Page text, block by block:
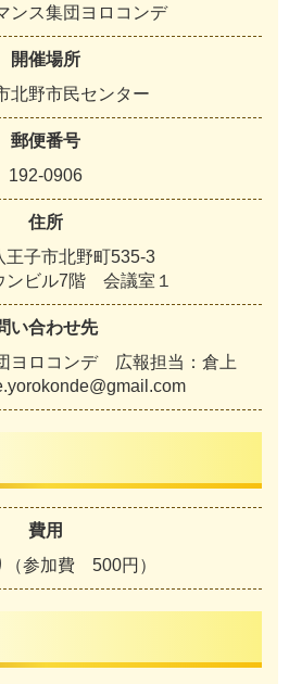
ンス集団ヨロコンデ
開催場所
北野市民センター
郵便番号
192-0906
住所
王子市北野町535-3
ンビル7階 会議室１
い合わせ先
ヨロコンデ 広報担当：倉上
費用
（参加費 500円）